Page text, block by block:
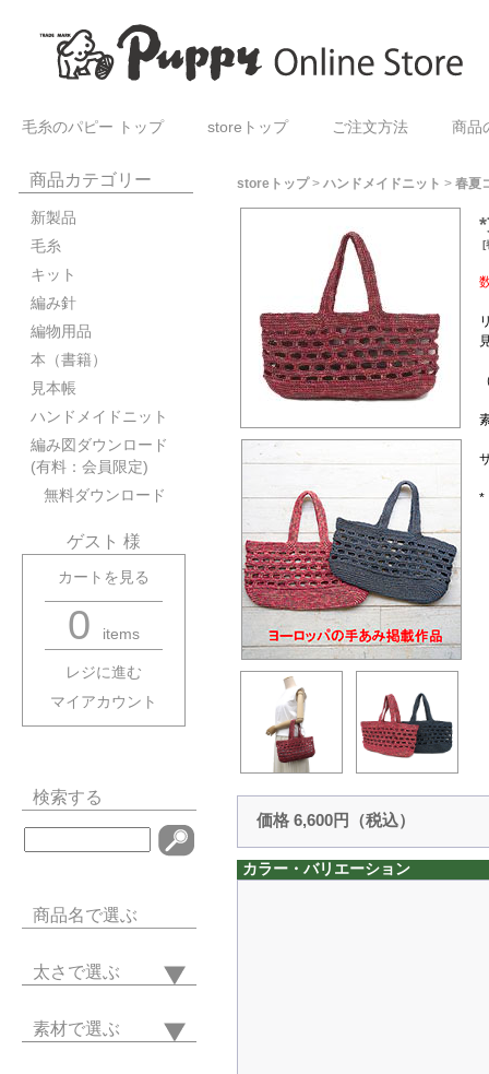
毛糸のパピー トップ storeトップ ご注文方法 商品
商品カテゴリー
新製品
毛糸
キット
編み針
編物用品
本（書籍）
見本帳
ハンドメイドニット
編み図ダウンロード
(有料：会員限定)
無料ダウンロード
ゲスト 様
カートを見る
0 items
レジに進む
マイアカウント
検索する
商品名で選ぶ
太さで選ぶ
素材で選ぶ
storeトップ> ハンドメイドニット > 春夏
[
*
価格 6,600円（税込）
カラー・バリエーション